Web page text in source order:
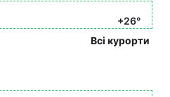
+26°
Всі курорти